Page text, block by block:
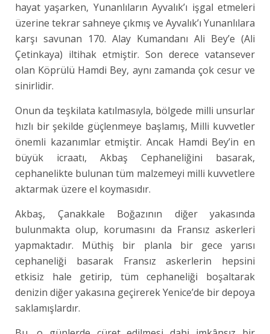
hayat yaşarken, Yunanlıların Ayvalık’ı işgal etmeleri
üzerine tekrar sahneye çıkmış ve Ayvalık’ı Yunanlılara
karşı savunan 170. Alay Kumandanı Ali Bey’e (Ali
Çetinkaya) iltihak etmiştir. Son derece vatansever
olan Köprülü Hamdi Bey, aynı zamanda çok cesur ve
sinirlidir.
Onun da teşkilata katılmasıyla, bölgede milli unsurlar
hızlı bir şekilde güçlenmeye başlamış, Milli kuvvetler
önemli kazanımlar etmiştir. Ancak Hamdi Bey’in en
büyük icraatı, Akbaş Cephaneliğini basarak,
cephanelikte bulunan tüm malzemeyi milli kuvvetlere
aktarmak üzere el koymasıdır.
Akbaş, Çanakkale Boğazının diğer yakasında
bulunmakta olup, korumasını da Fransız askerleri
yapmaktadır. Müthiş bir planla bir gece yarısı
cephaneliği basarak Fransız askerlerin hepsini
etkisiz hale getirip, tüm cephaneliği boşaltarak
denizin diğer yakasına geçirerek Yenice’de bir depoya
saklamışlardır.